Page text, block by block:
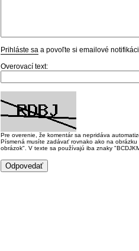
Prihláste sa a povoľte si emailové
Overovací text:
Pre overenie, že komentár sa nepridáva
Písmená musíte zadávať rovnako ako na
obrázok". V texte sa používajú iba znaky